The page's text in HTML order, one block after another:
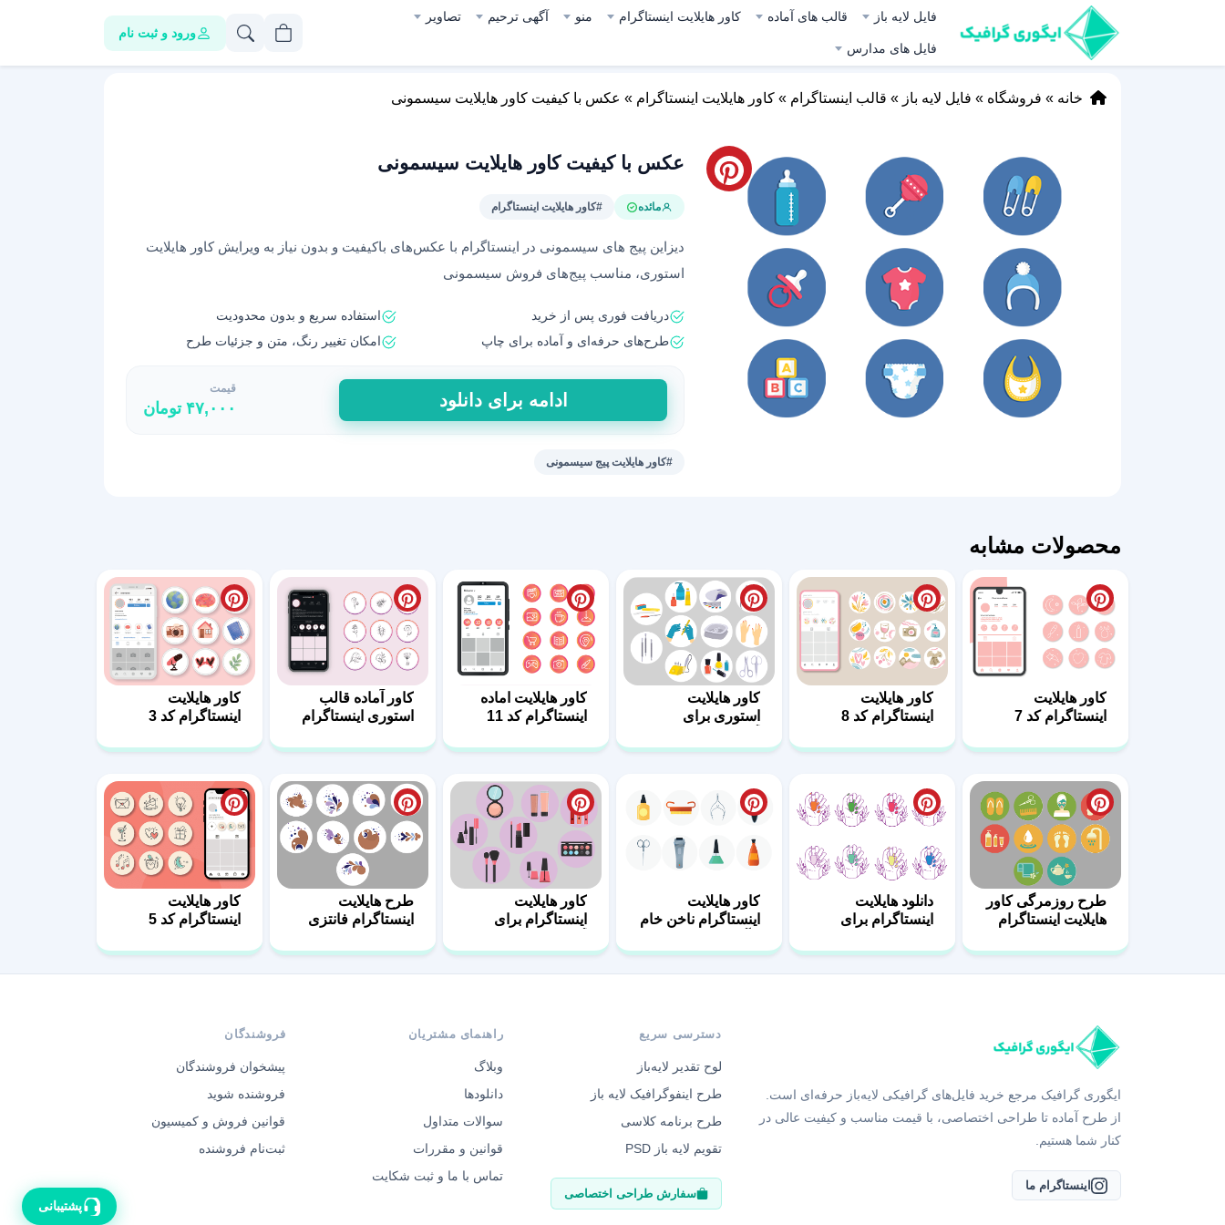
فایل لایه باز قالب های آماده کاور هایلایت اینستاگرام منو آگهی ترحیم تصاویر
فایل های مدارس
ورود و ثبت نام
خانه » فروشگاه » فایل لایه باز » قالب اینستاگرام » کاور هایلایت اینستاگرام » عکس با کیفیت کاور هایلایت سیسمونی
عکس با کیفیت کاور هایلایت سیسمونی
مائده #کاور هایلایت اینستاگرام
دیزاین پیج های سیسمونی در اینستاگرام با عکس‌های باکیفیت و بدون نیاز به ویرایش کاور هایلایت
استوری، مناسب پیج‌های فروش سیسمونی
دریافت فوری پس از خرید
استفاده سریع و بدون محدودیت
طرح‌های حرفه‌ای و آماده برای چاپ
امکان تغییر رنگ، متن و جزئیات طرح
عکس
با
کیفیت
کاور
ادامه برای دانلود
قیمت
۴۷,۰۰۰ تومان
#کاور هایلایت پیج سیسمونی
محصولات مشابه
کاور هایلایت
اینستاگرام کد 7
کاور هایلایت
اینستاگرام کد 8
کاور هایلایت
استوری برای
کاور هایلایت اماده
اینستاگرام کد 11
کاور آماده قالب
استوری اینستاگرام
کاور هایلایت
اینستاگرام کد 3
طرح روزمرگی کاور
هایلایت اینستاگرام
دانلود هایلایت
اینستاگرام برای
کاور هایلایت
اینستاگرام ناخن خام
کاور هایلایت
اینستاگرام برای
طرح هایلایت
اینستاگرام فانتزی
کاور هایلایت
اینستاگرام کد 5
ایگوری گرافیک مرجع خرید فایل‌های گرافیکی لایه‌باز حرفه‌ای است.
از طرح آماده تا طراحی اختصاصی، با قیمت مناسب و کیفیت عالی در
کنار شما هستیم.
اینستاگرام ما
دسترسی سریع
لوح تقدیر لایه‌باز
طرح اینفوگرافیک لایه باز
طرح برنامه کلاسی
تقویم لایه باز PSD
سفارش طراحی اختصاصی
راهنمای مشتریان
وبلاگ
دانلودها
سوالات متداول
قوانین و مقررات
تماس با ما و ثبت شکایت
فروشندگان
پیشخوان فروشندگان
فروشنده شوید
قوانین فروش و کمیسیون
ثبت‌نام فروشنده
پشتیبانی